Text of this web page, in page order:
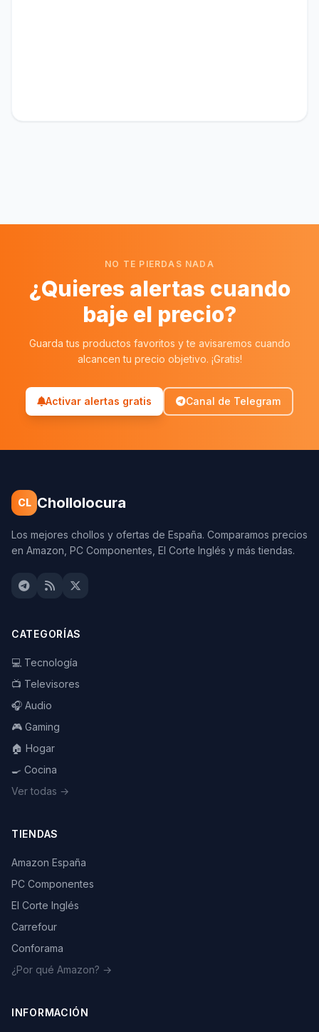
NO TE PIERDAS NADA
¿Quieres alertas cuando
baje el precio?
Guarda tus productos favoritos y te avisaremos cuando
alcancen tu precio objetivo. ¡Gratis!
Activar alertas gratis Canal de Telegram
CL Chollolocura
Los mejores chollos y ofertas de España. Comparamos precios
en Amazon, PC Componentes, El Corte Inglés y más tiendas.
CATEGORÍAS
💻 Tecnología
📺 Televisores
🎧 Audio
🎮 Gaming
🏠 Hogar
🍳 Cocina
Ver todas →
TIENDAS
Amazon España
PC Componentes
El Corte Inglés
Carrefour
Conforama
¿Por qué Amazon? →
INFORMACIÓN